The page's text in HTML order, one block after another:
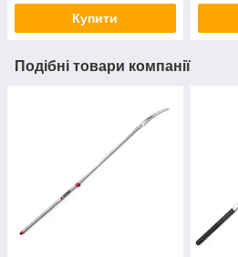
Купити
Подібні товари компанії